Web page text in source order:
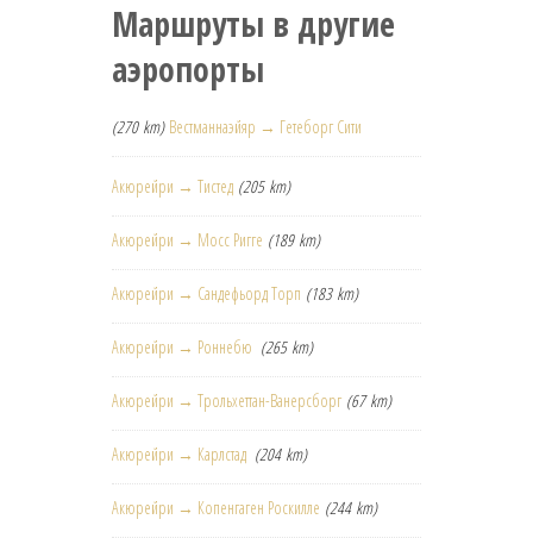
Маршруты в другие
аэропорты
(270 km) Вестманнаэйяр → Гетеборг Сити
Акюрейри → Тистед (205 km)
Акюрейри → Мосс Ригге (189 km)
Акюрейри → Сандефьорд Торп (183 km)
Акюрейри → Роннебю (265 km)
Акюрейри → Трольхеттан-Ванерсборг (67 km)
Акюрейри → Карлстад (204 km)
Акюрейри → Копенгаген Роскилле (244 km)